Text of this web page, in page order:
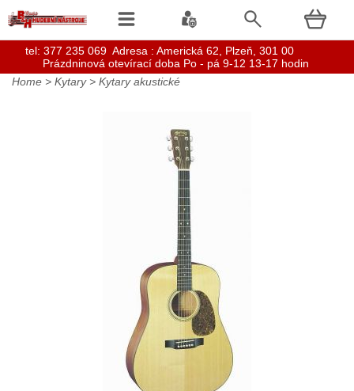
Home > Kytary> Kytary akustické
tel: 377 235 069 Adresa : Americká 62, Plzeň, 301 00
Prázdninová otevírací doba Po - pá 9-12 13-17 hodin